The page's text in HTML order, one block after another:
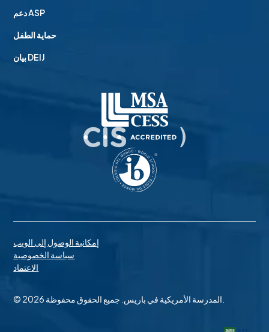
دعم ASP
حماية الطفل
بيان DEIJ
إمكانية الوصول إلى الويب
سياسة الخصوصية
الاعتماد